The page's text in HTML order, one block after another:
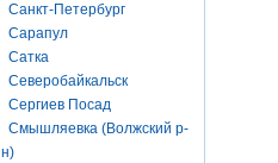
Санкт-Петербург
Сарапул
Сатка
Северобайкальск
Сергиев Посад
Смышляевка (Волжский р-
н)